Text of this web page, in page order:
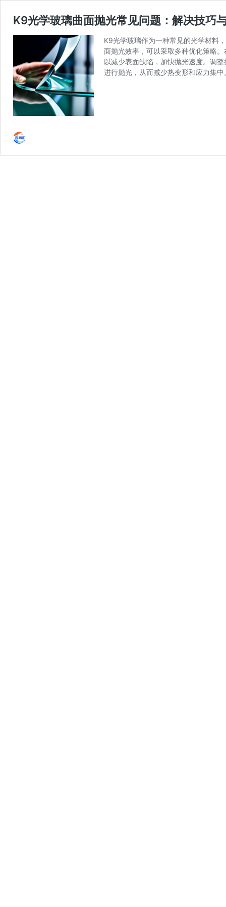
K9光学玻璃曲面抛光常见问题：解决技巧
K9光学玻璃作为一种常见的光学材料
面抛光效率，可以采取多种优化策略
以减少表面缺陷，加快抛光速度。调
进行抛光，从而减少热变形和应力集中